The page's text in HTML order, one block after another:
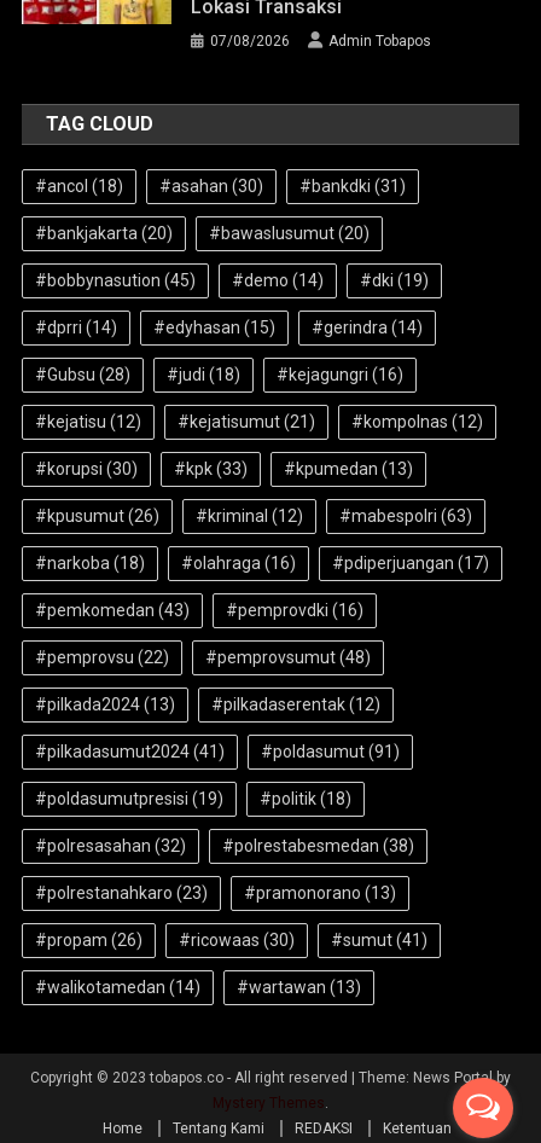
Lokasi Transaksi
07/08/2026 Admin Tobapos
TAG CLOUD
#ancol (18) #asahan (30) #bankdki (31)
#bankjakarta (20) #bawaslusumut(20)
#bobbynasution (45) #demo (14) #dki (19)
#dprri (14) #edyhasan (15) #gerindra (14)
#Gubsu (28) #judi (18) #kejagungri (16)
#kejatisu (12) #kejatisumut(21) #kompolnas (12)
#korupsi (30) #kpk(33) #kpumedan (13)
#kpusumut(26) #kriminal (12) #mabespolri (63)
#narkoba (18) #olahraga (16) #pdiperjuangan (17)
#pemkomedan (43) #pemprovdki (16)
#pemprovsu (22) #pemprovsumut(48)
#pilkada2024(13) #pilkadaserentak(12)
#pilkadasumut2024(41) #poldasumut(91)
#poldasumutpresisi (19) #politik(18)
#polresasahan (32) #polrestabesmedan (38)
#polrestanahkaro (23) #pramonorano (13)
#propam (26) #ricowaas (30) #sumut(41)
#walikotamedan (14) #wartawan (13)
Copyright © 2023 tobapos.co - All right reserved | Theme: News Portal by
Mystery Themes .
Home
Tentang Kami REDAKSI Ketentuan